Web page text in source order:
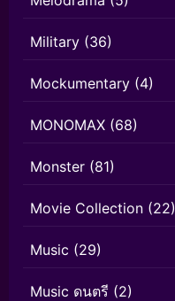
Military (36)
Mockumentary (4)
MONOMAX (68)
Monster (81)
Movie Collection (22)
Music (29)
Music ดนตรี (2)